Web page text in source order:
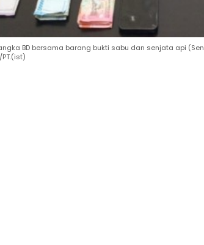
BD bersama barang bukti sabu dan senjata api